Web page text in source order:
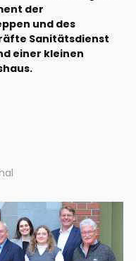
der
und des
Sanitätsdienst
einer kleinen